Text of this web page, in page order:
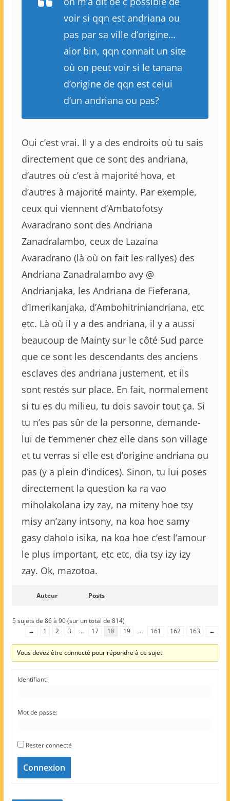
voir si qqn est andriana ou
pas par sa ville d’origine…
alor bin, qqn connait un site
où on peut voir si le tanana
d’origine de qqn est celui
d’un andriana ou pas?
Oui c’est vrai. Il y a des endroits où tu sais
directement que ce sont des andriana,
d’autres où c’est à majorité hova, et
d’autres à majorité mainty. Par exemple,
ceux qui viennent d’Ambatofotsy
Avaradrano sont des Andriana
Zanadralambo, ceux de Lazaina
Avaradrano (là où on fait les rallyes) des
Andriana Zanadralambo avy @
Andrianjaka, les Andriana de Fieferana,
d’Imerikanjaka, d’Ambohitriniandriana, etc
etc. Là où il y a des andriana, il y a aussi
beaucoup de Mainty sur le côté Sud parce
que ce sont les descendants des anciens
esclaves des andriana justement, et ils
sont restés sur place. En fait, normalement
si tu es du milieu, tu dois savoir tout ça. Si
tu n’es pas sûr de la personne, demande-
lui de t’emmener chez elle dans son village
et tu verras si elle est d’origine andriana ou
pas (y a plein d’indices). Sinon, tu lui poses
directement la question ka ra vao
miholakolana izy zay, na miteny hoe tsy
misy an’zany intsony, na koa hoe samy
gasy daholo isika, na koa hoe c’est l’amour
le plus important, etc etc, dia tsy izy izy
zay. Ok, mazotoa.
Auteur Posts
5 sujets de 86 à 90 (sur un total de 814)
←
1 2 3 … 17 18 19 … 161 162 163 →
Vous devez être connecté pour répondre à ce sujet.
Identifiant:
Mot de passe:
Rester connecté
Connexion